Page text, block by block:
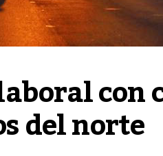
con
del norte